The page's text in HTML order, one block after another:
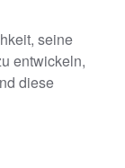
seine
entwickeln,
diese